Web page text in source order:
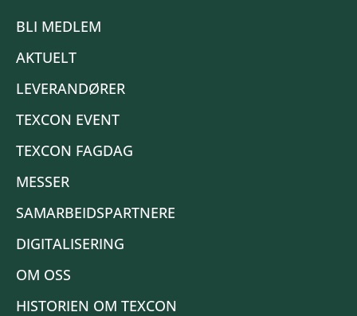
BLI MEDLEM
AKTUELT
LEVERANDØRER
TEXCON EVENT
TEXCON FAGDAG
MESSER
SAMARBEIDSPARTNERE
DIGITALISERING
OM OSS
HISTORIEN OM TEXCON